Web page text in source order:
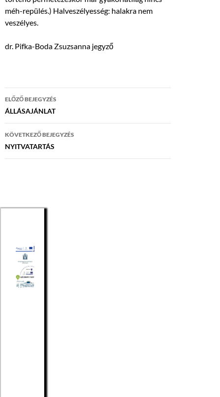
méh-repülés.) Halveszélyesség: halakra nem
veszélyes.
dr. Pifka-Boda Zsuzsanna jegyző
Bejegyzés
navigáció
ELŐZŐ BEJEGYZÉS
ÁLLÁSAJÁNLAT
KÖVETKEZŐ BEJEGYZÉS
NYITVATARTÁS